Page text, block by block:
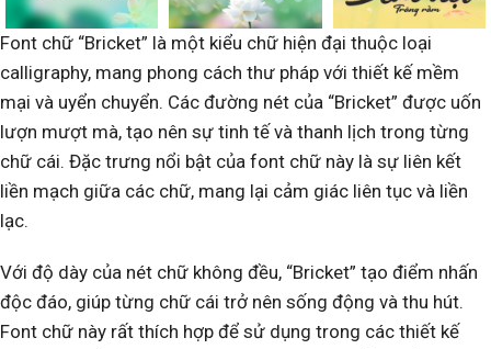
Font chữ “Bricket” là một kiểu chữ hiện đại thuộc loại
calligraphy, mang phong cách thư pháp với thiết kế mềm
mại và uyển chuyển. Các đường nét của “Bricket” được uốn
lượn mượt mà, tạo nên sự tinh tế và thanh lịch trong từng
chữ cái. Đặc trưng nổi bật của font chữ này là sự liên kết
liền mạch giữa các chữ, mang lại cảm giác liên tục và liền
lạc.
Với độ dày của nét chữ không đều, “Bricket” tạo điểm nhấn
độc đáo, giúp từng chữ cái trở nên sống động và thu hút.
Font chữ này rất thích hợp để sử dụng trong các thiết kế